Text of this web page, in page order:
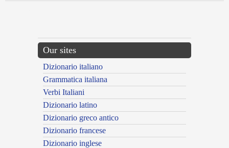
Our sites
Dizionario italiano
Grammatica italiana
Verbi Italiani
Dizionario latino
Dizionario greco antico
Dizionario francese
Dizionario inglese